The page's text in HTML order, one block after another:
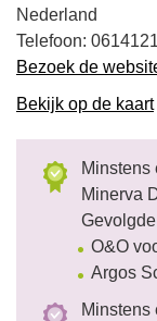
Nederland
Telefoon:
Bezoek de
Bekijk op de kaart
Minstens
Minerva
O&O
Argos
Minstens